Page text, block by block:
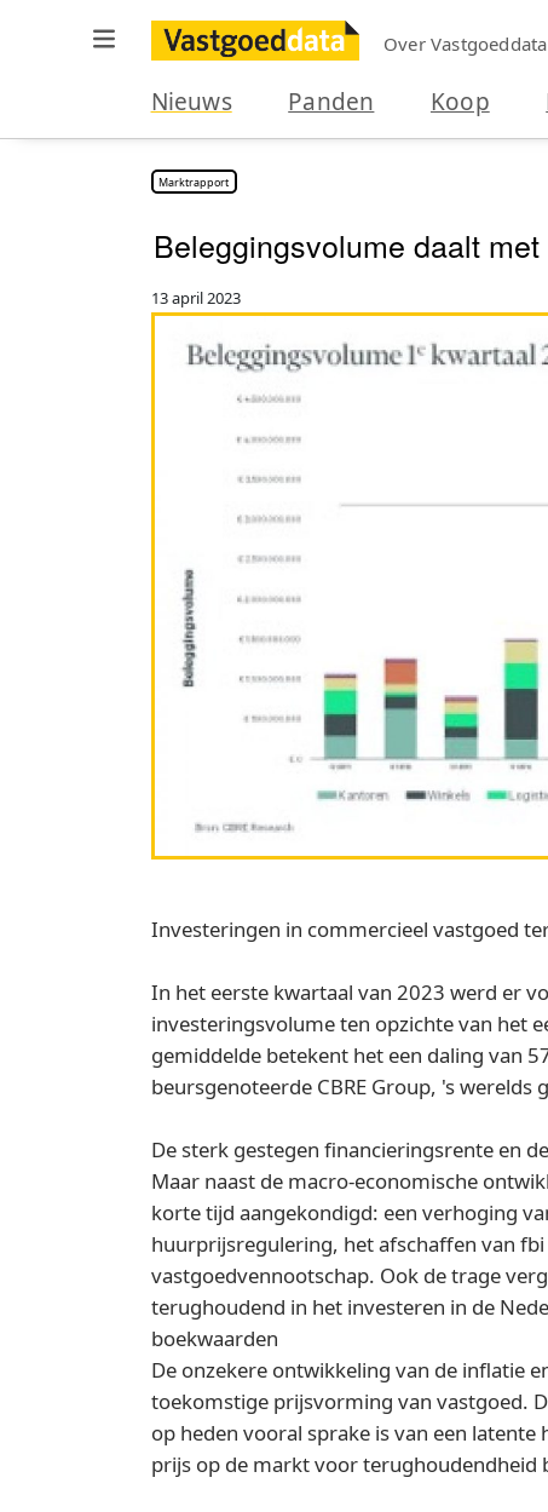
Over Vastgoeddata
Nieuws Panden Koop
Marktrapport
Beleggingsvolume daalt
13 april 2023
Investeringen in commercieel vastgoed
In het eerste kwartaal van 2023 werd er
investeringsvolume ten opzichte van het
gemiddelde betekent het een daling van
beursgenoteerde CBRE Group, 's
De sterk gestegen financieringsrente en
Maar naast de macro-economische
korte tijd aangekondigd: een verhoging
huurprijsregulering, het afschaffen van
vastgoedvennootschap. Ook de trage
terughoudend in het investeren in de
boekwaarden
De onzekere ontwikkeling van de inflatie
toekomstige prijsvorming van vastgoed.
op heden vooral sprake is van een
prijs op de markt voor terughoudendheid